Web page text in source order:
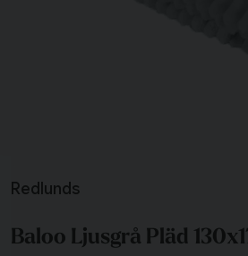
Redlunds
Baloo Ljusgrå Pläd
Tillagd i varukorgen